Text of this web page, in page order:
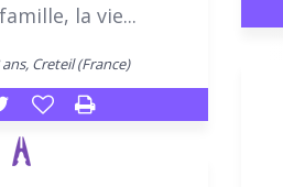
la vie...
Creteil (France)